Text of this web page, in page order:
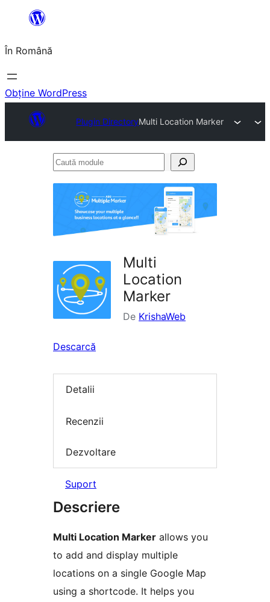
conținut
În Română
Obține WordPress
Plugin DirectoryMulti Location Marker
Caută
Multi
Location
Marker
De KrishaWeb
Descarcă
Detalii
Recenzii
Dezvoltare
Suport
Descriere
Multi Location Marker allows you
to add and display multiple
locations on a single Google Map
using a shortcode. It helps you